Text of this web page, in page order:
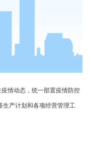
情动态，统一部置疫情防控
生产计划和各项经营管理工